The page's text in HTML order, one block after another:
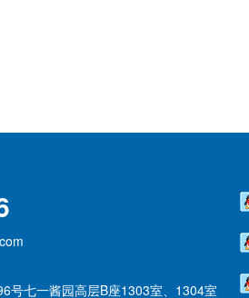
号七一酱园高层B座1303室、1304室